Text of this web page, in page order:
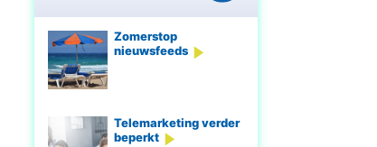
Zomerstop
nieuwsfeeds
Telemarketing verder
beperkt